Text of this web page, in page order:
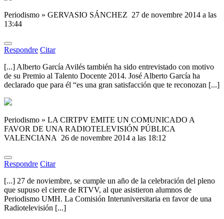
Periodismo » GERVASIO SÁNCHEZ 27 de novembre 2014 a las
13:44
Respondre Citar
[...] Alberto García Avilés también ha sido entrevistado con motivo
de su Premio al Talento Docente 2014. José Alberto García ha
declarado que para él “es una gran satisfacción que te reconozan [...]
Periodismo » LA CIRTPV EMITE UN COMUNICADO A
FAVOR DE UNA RADIOTELEVISIÓN PÚBLICA
VALENCIANA 26 de novembre 2014 a las 18:12
Respondre Citar
[...] 27 de noviembre, se cumple un año de la celebración del pleno
que supuso el cierre de RTVV, al que asistieron alumnos de
Periodismo UMH. La Comisión Interuniversitaria en favor de una
Radiotelevisión [...]